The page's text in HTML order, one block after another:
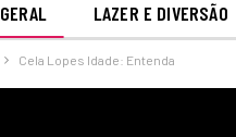
GERAL LAZER E DIVERSÃO
Cela Lopes Idade: Entenda